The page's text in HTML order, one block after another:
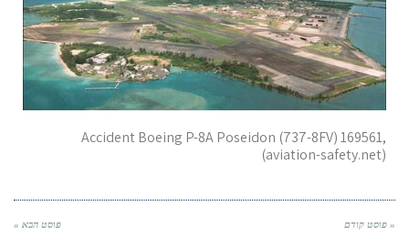
Accident Boeing P-8A Poseidon (737-8FV) 169561,
(aviation-safety.net)
« פוסט קודם פוסט הבא »